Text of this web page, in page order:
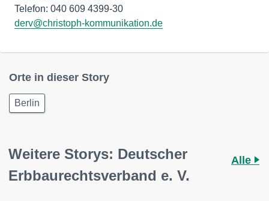
derv@christoph-kommunikation.de
Orte in dieser Story
Berlin
Weitere Storys: Deutscher
Erbbaurechtsverband e. V.
Alle